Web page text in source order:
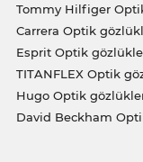
Tommy Hilfiger
Carrera Optik
Esprit Optik
TITANFLEX Optik
Hugo Optik
David Beckham